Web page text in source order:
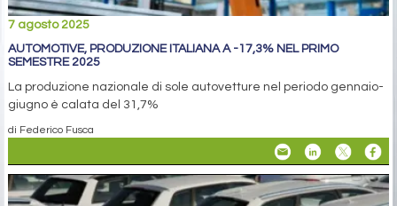
7 agosto 2025
AUTOMOTIVE, PRODUZIONE ITALIANA A -17,3% NEL PRIMO
SEMESTRE 2025
La produzione nazionale di sole autovetture nel periodo gennaio-
giugno è calata del 31,7%
di Federico Fusca